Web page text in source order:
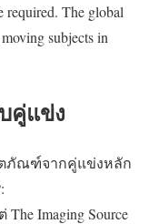
required. The global
subjects in
คู่แข่ง
ภัณฑ์จากคู่แข่งหลัก
Imaging Source